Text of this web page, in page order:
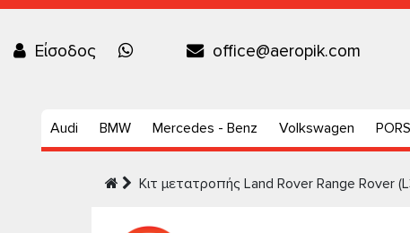
Είσοδος office@aeropik.com
Audi BMW Mercedes - Benz Volkswagen
Kιτ μετατροπής Land Rover Range Rover